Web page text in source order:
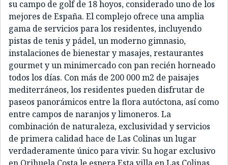
su campo de golf de 18 hoyos, considerado uno de los
mejores de España. El complejo ofrece una amplia
gama de servicios para los residentes, incluyendo
pistas de tenis y pádel, un moderno gimnasio,
instalaciones de bienestar y masajes, restaurantes
gourmet y un minimercado con pan recién horneado
todos los días. Con más de 200 000 m2 de paisajes
mediterráneos, los residentes pueden disfrutar de
paseos panorámicos entre la flora autóctona, así como
entre campos de naranjos y limoneros. La
combinación de naturaleza, exclusividad y servicios
de primera calidad hace de Las Colinas un lugar
verdaderamente único para vivir. Su hogar exclusivo